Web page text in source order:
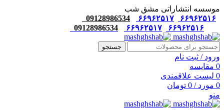
موسسه انتشاراتی مشق شب
۶۶۹۶۲۵۱۶
۶۶۹۶۲۵۱۷
09128986534
۶۶۹۶۲۵۱۶
۶۶۹۶۲۵۱۷ 09128986534
جستجو
ورود / ثبت نام
0 مقایسه
0 لیست علاقمندی
0 مورد /
0 تومان
منو